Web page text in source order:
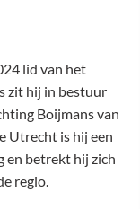
lid van het
zit hij in bestuur
Boijmans van
Utrecht is hij een
en betrekt hij zich
regio.